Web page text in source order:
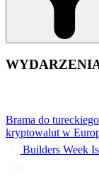
Brama do
kryptowalut w
Builders Week